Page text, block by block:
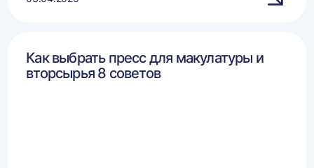
Как выбрать пресс для макулатуры и
вторсырья 8 советов